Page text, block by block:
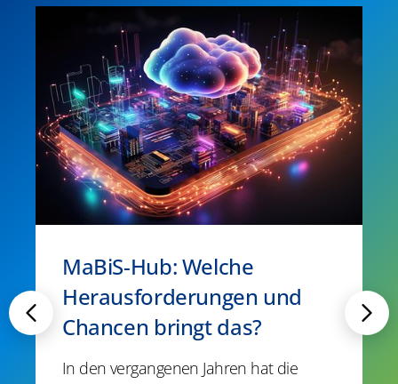
MaBiS-Hub: Welche
Herausforderungen und
Chancen bringt das?
In den vergangenen Jahren hat die